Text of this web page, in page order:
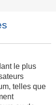
le plus
telles que